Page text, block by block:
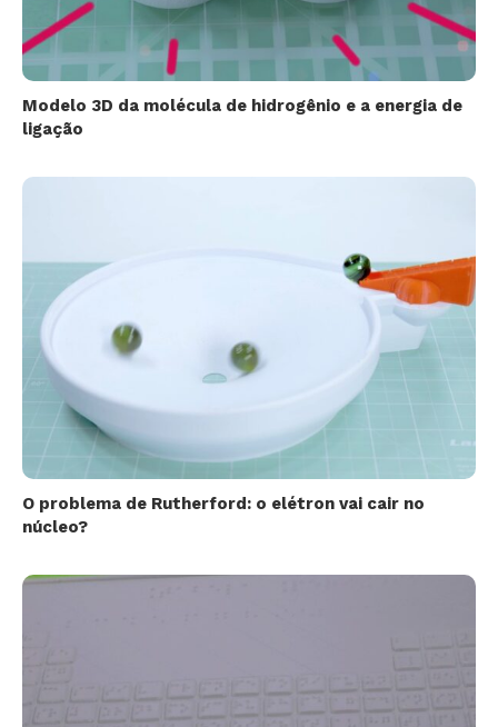
Modelo 3D da molécula de hidrogênio e a energia de
ligação
O problema de Rutherford: o elétron vai cair no
núcleo?